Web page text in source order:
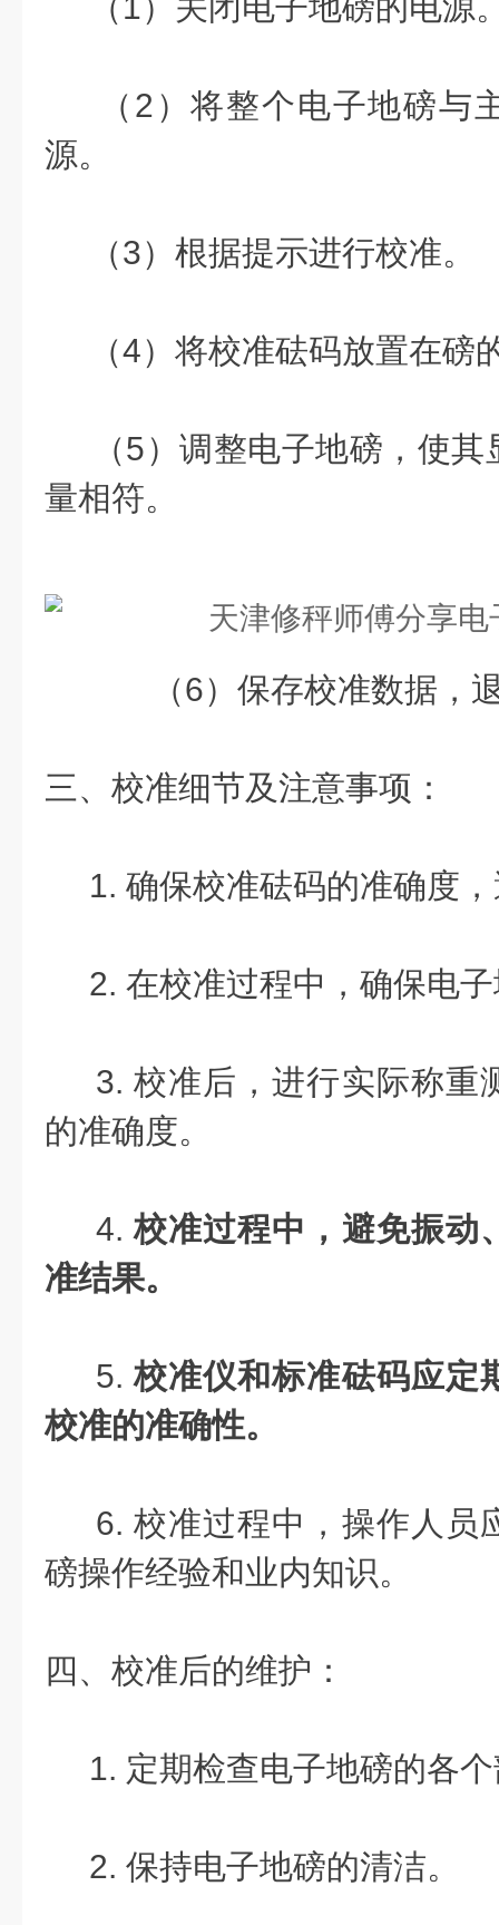
（2）将整个电子地磅与
源。
（3）根据提示进行校准。
（4）将校准砝码放置在磅
（5）调整电子地磅，使其
量相符。
（6）保存校准数据，
三、校准细节及注意事项：
1. 确保校准砝码的准确度，
2. 在校准过程中，确保电子
3. 校准后，进行实际称重
的准确度。
4.校准过程中，避免振动
准结果。
5.校准仪和标准砝码应定
校准的准确性。
6. 校准过程中，操作人员
磅操作经验和业内知识。
四、校准后的维护：
1. 定期检查电子地磅的各个
2. 保持电子地磅的清洁。